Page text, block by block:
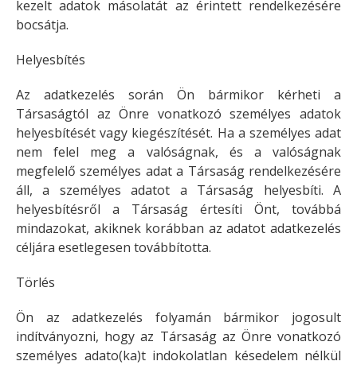
kezelt adatok másolatát az érintett rendelkezésére
bocsátja.
Helyesbítés
Az adatkezelés során Ön bármikor kérheti a
Társaságtól az Önre vonatkozó személyes adatok
helyesbítését vagy kiegészítését. Ha a személyes adat
nem felel meg a valóságnak, és a valóságnak
megfelelő személyes adat a Társaság rendelkezésére
áll, a személyes adatot a Társaság helyesbíti. A
helyesbítésről a Társaság értesíti Önt, továbbá
mindazokat, akiknek korábban az adatot adatkezelés
céljára esetlegesen továbbította.
Törlés
Ön az adatkezelés folyamán bármikor jogosult
indítványozni, hogy az Társaság az Önre vonatkozó
személyes adato(ka)t indokolatlan késedelem nélkül